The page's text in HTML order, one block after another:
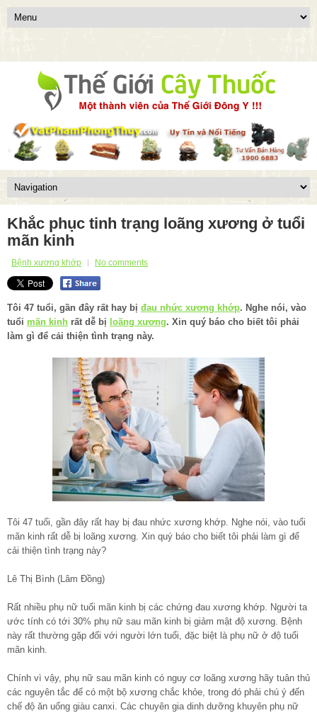
Khắc phục tinh trạng loãng xương ở tuổi
mãn kinh
Bệnh xương khớp No comments
Tôi 47 tuổi, gần đây rất hay bị đau nhức xương khớp. Nghe nói, vào
tuổi mãn kinh rất dễ bị loãng xương. Xin quý báo cho biết tôi phải
làm gì để cải thiện tình trạng này.
Tôi 47 tuổi, gần đây rất hay bị đau nhức xương khớp. Nghe nói, vào tuổi
mãn kinh rất dễ bị loãng xương. Xin quý báo cho biết tôi phải làm gì để
cải thiện tình trạng này?
Lê Thị Bình (Lâm Đồng)
Rất nhiều phụ nữ tuổi mãn kinh bị các chứng đau xương khớp. Người ta
ước tính có tới 30% phụ nữ sau mãn kinh bị giảm mật độ xương. Bệnh
này rất thường gặp đối với người lớn tuổi, đặc biệt là phụ nữ ở độ tuổi
mãn kinh.
Chính vì vậy, phụ nữ sau mãn kinh có nguy cơ loãng xương hãy tuân thủ
các nguyên tắc để có một bộ xương chắc khỏe, trong đó phải chú ý đến
chế độ ăn uống giàu canxi. Các chuyên gia dinh dưỡng khuyên phụ nữ